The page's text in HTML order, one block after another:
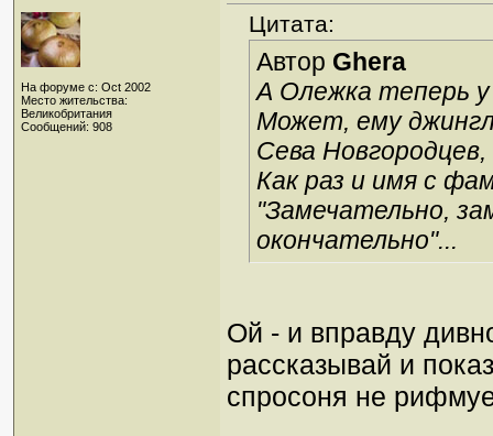
На форуме с: Oct 2002
Место жительства:
Великобритания
Сообщений: 908
Цитата:
Автор Ghera
А Олежка теперь у
Может, ему
Сева
Как раз и имя с
"Замечательно,
окончательно"...
Ой - и вправду
рассказывай и
спросоня не